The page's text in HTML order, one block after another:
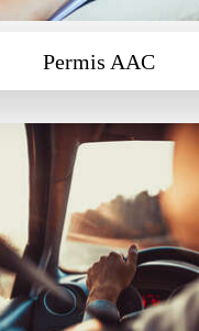
Permis AAC